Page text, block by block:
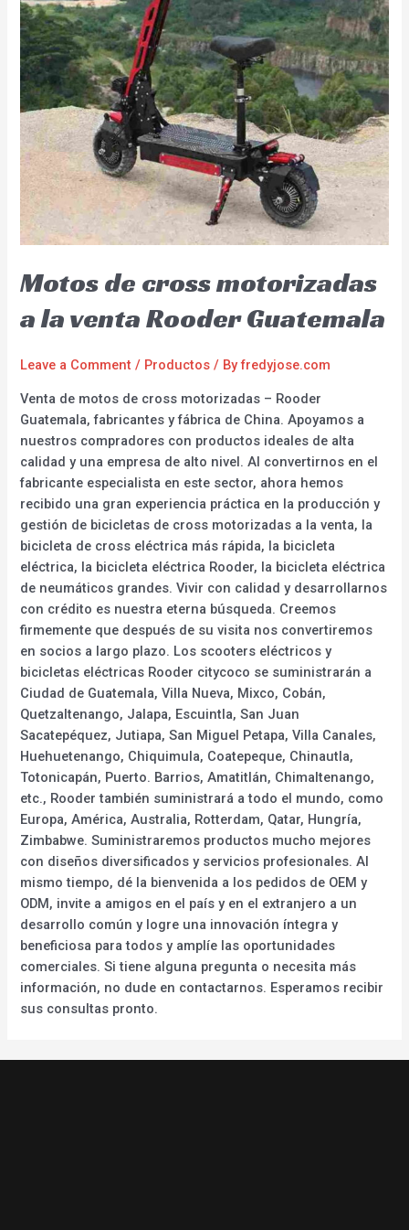
Motos de cross motorizadas
a la venta Rooder Guatemala
Leave a Comment / Productos / Byfredyjose.com
Venta de motos de cross motorizadas – Rooder
Guatemala, fabricantes y fábrica de China. Apoyamos a
nuestros compradores con productos ideales de alta
calidad y una empresa de alto nivel. Al convertirnos en el
fabricante especialista en este sector, ahora hemos
recibido una gran experiencia práctica en la producción y
gestión de bicicletas de cross motorizadas a la venta, la
bicicleta de cross eléctrica más rápida, la bicicleta
eléctrica, la bicicleta eléctrica Rooder, la bicicleta eléctrica
de neumáticos grandes. Vivir con calidad y desarrollarnos
con crédito es nuestra eterna búsqueda. Creemos
firmemente que después de su visita nos convertiremos
en socios a largo plazo. Los scooters eléctricos y
bicicletas eléctricas Rooder citycoco se suministrarán a
Ciudad de Guatemala, Villa Nueva, Mixco, Cobán,
Quetzaltenango, Jalapa, Escuintla, San Juan
Sacatepéquez, Jutiapa, San Miguel Petapa, Villa Canales,
Huehuetenango, Chiquimula, Coatepeque, Chinautla,
Totonicapán, Puerto. Barrios, Amatitlán, Chimaltenango,
etc., Rooder también suministrará a todo el mundo, como
Europa, América, Australia, Rotterdam, Qatar, Hungría,
Zimbabwe. Suministraremos productos mucho mejores
con diseños diversificados y servicios profesionales. Al
mismo tiempo, dé la bienvenida a los pedidos de OEM y
ODM, invite a amigos en el país y en el extranjero a un
desarrollo común y logre una innovación íntegra y
beneficiosa para todos y amplíe las oportunidades
comerciales. Si tiene alguna pregunta o necesita más
información, no dude en contactarnos. Esperamos recibir
sus consultas pronto.